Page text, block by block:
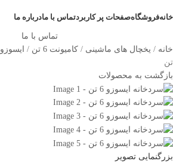
خانهفروشگاهصفحات پر کاربردتماس با مادرباره ما
تماس با ما
خانه
یخچال های ماشینی کامیونت 6 تن ایسوزو 6 تن
تن
بازگشت به محصولات
بزرگنمایی تصویر